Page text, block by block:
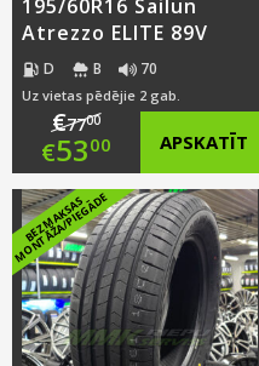
195/60R16 Sailun
Atrezzo ELITE 89V
D B 70
Uz vietas pēdējie 2 gab.
€7700
Original
price
was:
€77.00.
€5300
Current
price
is:
€53.00.
APSKATĪT
B
E
Z
M
A
K
S
A
S
M
O
N
T
Ā
Ž
A
/
PI
E
G
Ā
D
E